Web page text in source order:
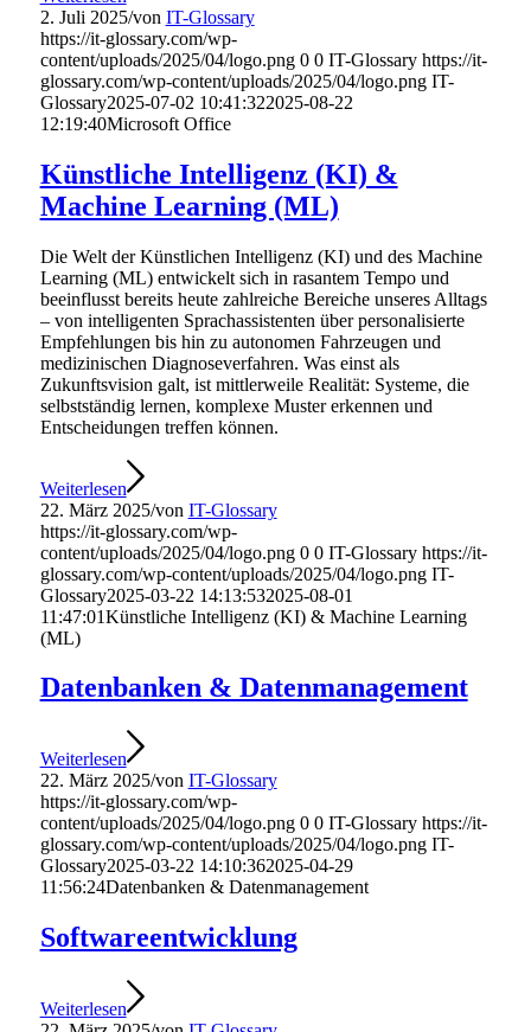
2. Juli 2025/von IT-Glossary
https://it-glossary.com/wp-
content/uploads/2025/04/logo.png 0 0 IT-Glossary https://it-
glossary.com/wp-content/uploads/2025/04/logo.png IT-
Glossary2025-07-02 10:41:322025-08-22
12:19:40Microsoft Office
Künstliche Intelligenz (KI) &
Machine Learning (ML)
Die Welt der Künstlichen Intelligenz (KI) und des Machine
Learning (ML) entwickelt sich in rasantem Tempo und
beeinflusst bereits heute zahlreiche Bereiche unseres Alltags
– von intelligenten Sprachassistenten über personalisierte
Empfehlungen bis hin zu autonomen Fahrzeugen und
medizinischen Diagnoseverfahren. Was einst als
Zukunftsvision galt, ist mittlerweile Realität: Systeme, die
selbstständig lernen, komplexe Muster erkennen und
Entscheidungen treffen können.
Weiterlesen
22. März 2025/von IT-Glossary
https://it-glossary.com/wp-
content/uploads/2025/04/logo.png 0 0 IT-Glossary https://it-
glossary.com/wp-content/uploads/2025/04/logo.png IT-
Glossary2025-03-22 14:13:532025-08-01
11:47:01Künstliche Intelligenz (KI) & Machine Learning
(ML)
Datenbanken & Datenmanagement
Weiterlesen
22. März 2025/von IT-Glossary
https://it-glossary.com/wp-
content/uploads/2025/04/logo.png 0 0 IT-Glossary https://it-
glossary.com/wp-content/uploads/2025/04/logo.png IT-
Glossary2025-03-22 14:10:362025-04-29
11:56:24Datenbanken & Datenmanagement
Softwareentwicklung
Weiterlesen